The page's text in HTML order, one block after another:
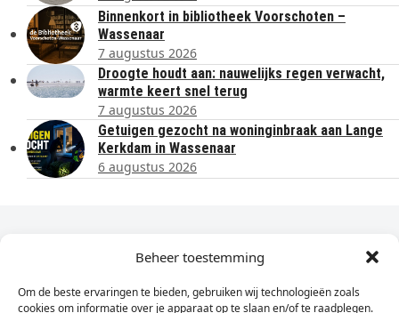
Beheer toestemming
Om de beste ervaringen te bieden, gebruiken wij technologieën zoals
cookies om informatie over je apparaat op te slaan en/of te raadplegen.
Binnenkort in bibliotheek Voorschoten –
Wassenaar
7 augustus 2026
Droogte houdt aan: nauwelijks regen verwacht,
warmte keert snel terug
7 augustus 2026
Getuigen gezocht na woninginbraak aan Lange
Kerkdam in Wassenaar
6 augustus 2026
Dagelijks het laatste nieuws in je e-mail?
Vul